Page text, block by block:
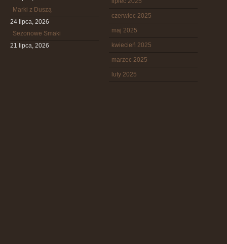
Marki z Duszą
24 lipca, 2026
Sezonowe Smaki
21 lipca, 2026
czerwiec 2025
maj 2025
kwiecień 2025
marzec 2025
luty 2025